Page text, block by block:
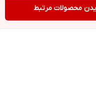
محصولات مرتبط